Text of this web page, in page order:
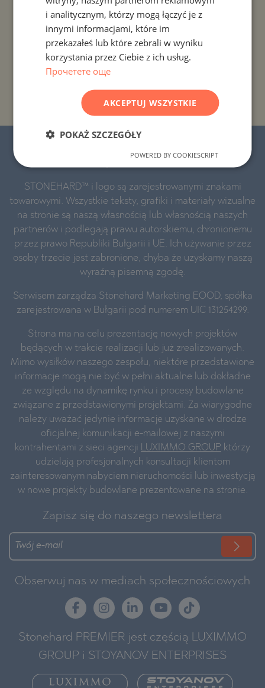
PROJEKTY I NIERUCHOMOŚCI WEDŁUG TYPU
NIERUCHOMOŚCI
PROJEKTY I NIERUCHOMOŚCI WEDŁUG REGIONU
PROJEKTY I NIERUCHOMOŚCI WEDŁUG NAZWY
BUDYNKU/KOMPLEKSU
Wszelkie prawa zastrzeżone.
STONEHARD™ i logo są zarejestrowanymi znakami
towarowymi. Wszystkie teksty, grafiki i materiały wizualne
na stronie są naszą własnością lub własnością naszych
partnerów i podlegają prawu autorskiemu, chronionemu
przez prawo Republiki Bułgarii i UE. Ich używanie przez
osoby trzecie jest zabronione, chyba że uzyskamy naszą
wyraźną pisemną zgodę.
Serwisem zarządza Stonehard Marketing EOOD, spółka
zarejestrowana w Bułgarii pod numerem UIC 131254299.
Strona ma na celu prezentację nowych projektów
będących w trakcie realizacji lub już zrealizowanych.
Mimo wysiłków naszego zespołu, niektóre przedstawione
informacje mogą nie być w pełni aktualne lub dokładne
ze względu na dynamikę rynku i procesy budowlane
związane z przedstawionymi projektami. Za wiarygodne
należy uważać jedynie informacje uzyskane w drodze
oficjalnej komunikacji e-mailowej z naszymi
kontrahentami z sieci agencji LUXIMMO GROUP którzy
udzielają profesjonalnych konsultacji klientom
zainteresowanym nabyciem nieruchomości lub inwestycją
w nowe projekty budowlane prezentowane na stronie.
Zapisz się do naszego newslettera
Obserwuj nas w mediach społecznościowych
Stonehard PREMIER jest częścią LUXIMMO
GROUP i STOYANOV ENTERPRISES
FRENCH
ROMANIAN
i analitycznym, którzy mogą łączyć je z
innymi informacjami, które im
przekazałeś lub które zebrali w wyniku
korzystania przez Ciebie z ich usług.
Прочетете още
AKCEPTUJ WSZYSTKIE
POKAŻ SZCZEGÓŁY
POWERED BY COOKIESCRIPT